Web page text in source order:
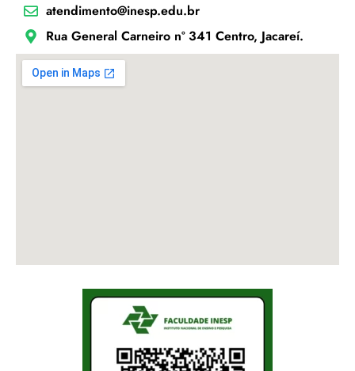
atendimento@inesp.edu.br
Rua General Carneiro nº 341 Centro, Jacareí.